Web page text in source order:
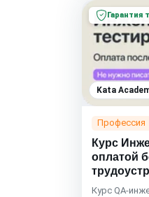
Гарантия
Kata
Профессия
Курс
оплатой
Курс QA-